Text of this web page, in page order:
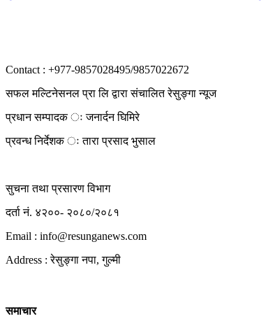
Contact : +977-9857028495/9857022672
सफल मल्टिनेसनल प्रा लि द्वारा संचालित रेसुङ्गा न्यूज
प्रधान सम्पादक ः जनार्दन घिमिरे
प्रवन्ध निर्देशक ः तारा प्रसाद भुसाल
सुचना तथा प्रसारण विभाग
दर्ता नं. ४२००- २०८०/२०८१
Email : info@resunganews.com
Address : रेसुङ्गा नपा, गुल्मी
समाचार